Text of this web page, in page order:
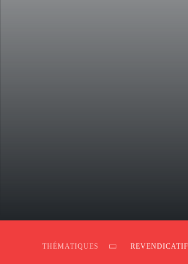
THÉMATIQUES REVENDICATIF